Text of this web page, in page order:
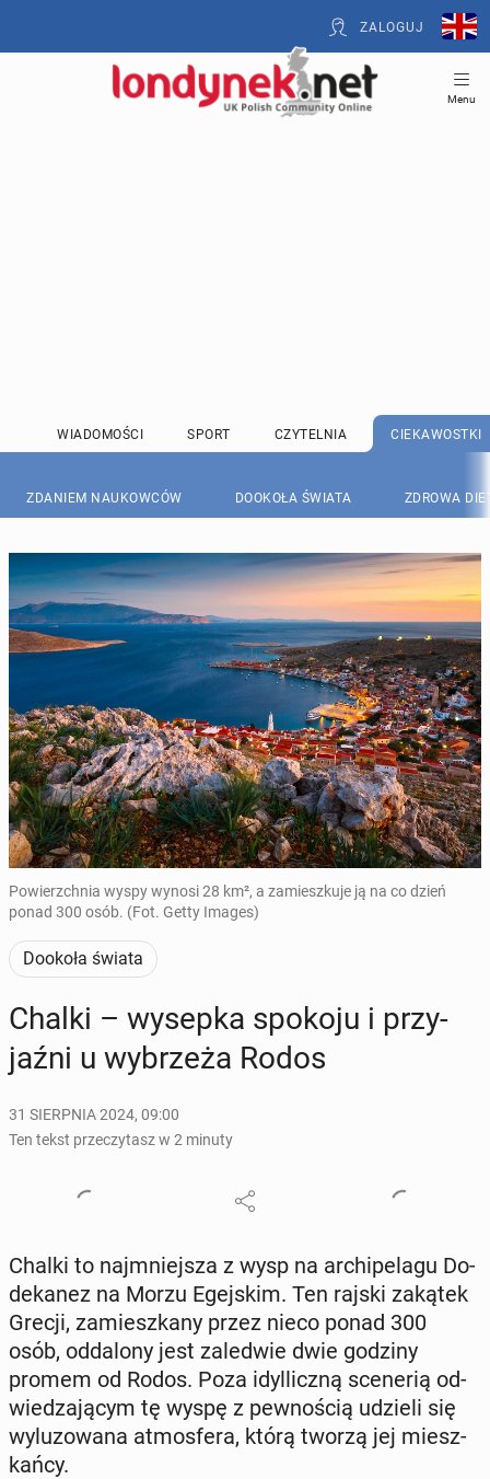
ZALOGUJ
Menu
WIADOMOŚCI SPORT CZYTELNIA CIEKAWOSTKI
ZDANIEM NAUKOWCÓW DOOKOŁA ŚWIATA ZDROWA
Powierzchnia wyspy wynosi 28 km², a zamieszkuje ją na co dzień
ponad 300 osób. (Fot. Getty Images)
Dookoła świata
Chalki – wysepka spokoju i przy­
jaź­ni u wy­brze­ża Rodos
31 SIERPNIA 2024, 09:00
Ten tekst przeczytasz w 2 minuty
Chalki to naj­mniej­sza z wysp na ar­chi­pe­la­gu Do­
de­ka­nez na Morzu Egej­skim. Ten rajski zakątek
Grecji, za­miesz­ka­ny przez nieco ponad 300
osób, od­da­lo­ny jest za­le­d­wie dwie godziny
promem od Rodos. Poza idyl­licz­ną sce­ne­rią od­
wie­dza­ją­cym tę wyspę z pew­no­ścią udzieli się
wy­lu­zo­wa­na at­mos­fe­ra, którą tworzą jej miesz­
kań­cy.